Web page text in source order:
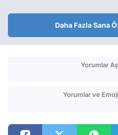
Daha Fazla Sana
Yorumlar
Yorumlar ve